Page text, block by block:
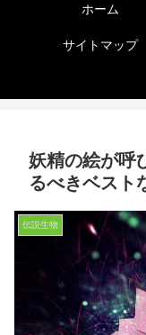
ホーム
サイトマップ
妖精の絵が呼
るべきベスト
伝説生物